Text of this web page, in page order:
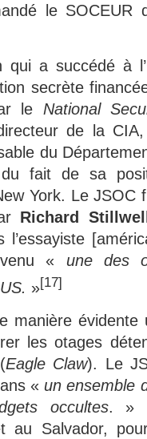
le
qui a succédé à
secrète
le National
de la
du
fait de sa
York. Le JSOC
Richard
l’essayiste
« une des
»[17]
manière évidente
les otages
Eagle Claw). Le
« un ensemble
occultes. »
au Salvador,